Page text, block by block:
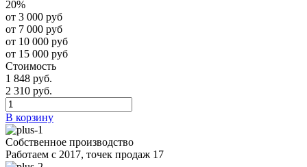
20%
от 3 000 руб
от 7 000 руб
от 10 000 руб
от 15 000 руб
Стоимость
1 848 руб.
2 310 руб.
В корзину
Собственное производство
Работаем с 2017, точек продаж 17